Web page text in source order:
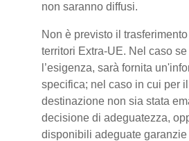
non saranno diffusi.
Non è previsto il
territori Extra-UE. Nel caso
l’esigenza, sarà fornita
specifica; nel caso in cui per
destinazione non sia stata
decisione di adeguatezza,
disponibili adeguate